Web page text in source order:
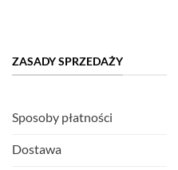
ZASADY SPRZEDAŻY
Sposoby płatności
Dostawa